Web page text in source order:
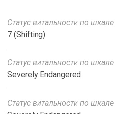
Статус витальности по
7 (Shifting)
Статус витальности по шкале
Severely Endangered
Статус витальности по шкале